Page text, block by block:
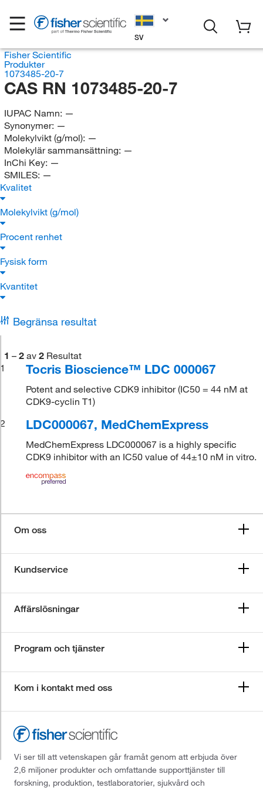
SV
Fisher Scientific
Produkter
1073485-20-7
CAS RN 1073485-20-7
IUPAC Namn: —
Synonymer: —
Molekylvikt (g/mol): —
Molekylär sammansättning: —
InChi Key: —
SMILES: —
Kvalitet
Molekylvikt (g/mol)
Procent renhet
Fysisk form
Kvantitet
Begränsa resultat
1 – 2 av 2 Resultat
1
Tocris Bioscience™ LDC 000067
Potent and selective CDK9 inhibitor (IC50 = 44 nM at
CDK9-cyclin T1)
2
LDC000067, MedChemExpress
MedChemExpress LDC000067 is a highly specific
CDK9 inhibitor with an IC50 value of 44±10 nM in vitro.
Om oss
Kundservice
Affärslösningar
Program och tjänster
Kom i kontakt med oss
Vi ser till att vetenskapen går framåt genom att erbjuda över
2,6 miljoner produkter och omfattande supporttjänster till
forskning, produktion, testlaboratorier, sjukvård och